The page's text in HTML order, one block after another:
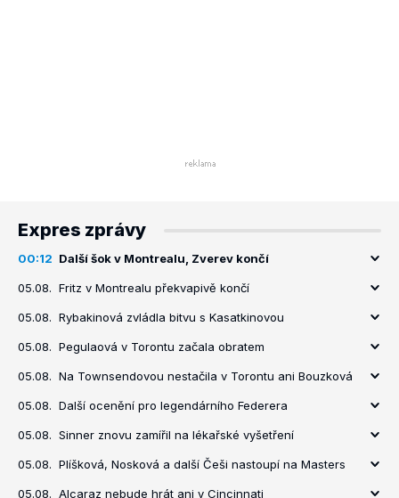
Expres zprávy
00:12 Další šok v Montrealu, Zverev končí
05.08. Fritz v Montrealu překvapivě končí
05.08. Rybakinová zvládla bitvu s Kasatkinovou
05.08. Pegulaová v Torontu začala obratem
05.08. Na Townsendovou nestačila v Torontu ani Bouzková
05.08. Další ocenění pro legendárního Federera
05.08. Sinner znovu zamířil na lékařské vyšetření
05.08. Plíšková, Nosková a další Češi nastoupí na Masters
05.08. Alcaraz nebude hrát ani v Cincinnati